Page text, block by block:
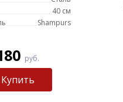
40 см
Shampurs
руб.
Купить